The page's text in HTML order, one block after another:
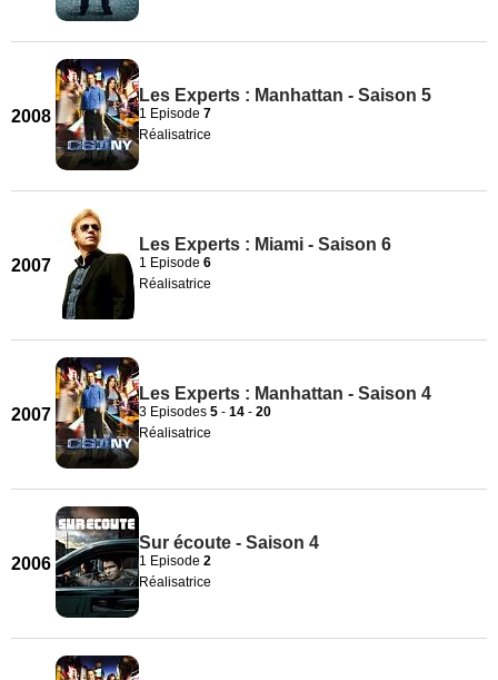
2008
Les Experts : Manhattan - Saison 5
1 Episode 7
Réalisatrice
2007
Les Experts : Miami - Saison 6
1 Episode 6
Réalisatrice
2007
Les Experts : Manhattan - Saison 4
3 Episodes 5 - 14 - 20
Réalisatrice
2006
Sur écoute - Saison 4
1 Episode 2
Réalisatrice